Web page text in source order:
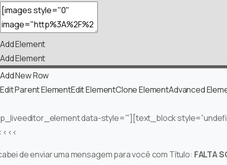
Add Element
Add Element
Add New Row
Edit Parent ElementEdit ElementClone ElementAdvanced
data-style=””][text_block
de enviar uma mensagem para você com Título: FALTA